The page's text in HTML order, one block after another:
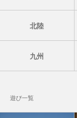
北陸
九州
遊び一覧